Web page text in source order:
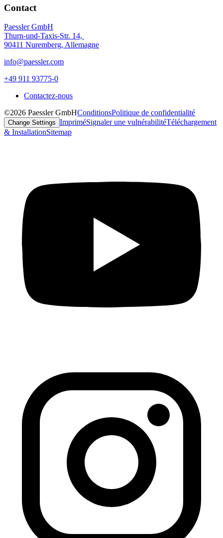
Contact
Paessler GmbH
Thurn-und-Taxis-Str. 14,
90411 Nuremberg, Allemagne
info@paessler.com
+49 911 93775-0
Contactez-nous
©2026 Paessler GmbHConditionsPolitique de confidentialité
Change Settings ImpriméSignaler une vulnérabilitéTéléchargement
& InstallationSitemap